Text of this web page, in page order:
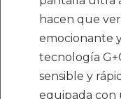
hacen que
emocionante
tecnología
sensible y
equipada con